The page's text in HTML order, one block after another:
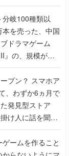
で初タッグを組
開発秘話
岐100種類以
を売った、中国
ドラマゲーム
』の、規模が違
ーに聞いた
スマホア
、わずか6ヵ月で
発見型ストア
け人に話を聞い
ゲームを作ること